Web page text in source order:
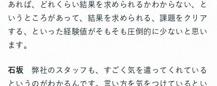
あれば、どれくらい結果を求められるかわからない、と
いうところがあって、結果を求められる、課題をクリア
する、といった経験値がそもそも圧倒的に少ないと思い
ます。
石坂
弊社のスタッフも、すごく気を遣ってくれている
というのがわかるんです。言い方を気をつけているとい